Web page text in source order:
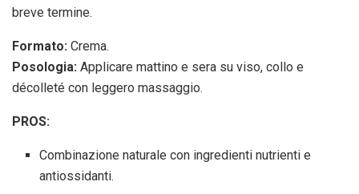
breve termine.
Formato: Crema.
Posologia: Applicare mattino e sera su viso, collo e
décolleté con leggero massaggio.
PROS:
Combinazione naturale con ingredienti nutrienti e
antiossidanti.